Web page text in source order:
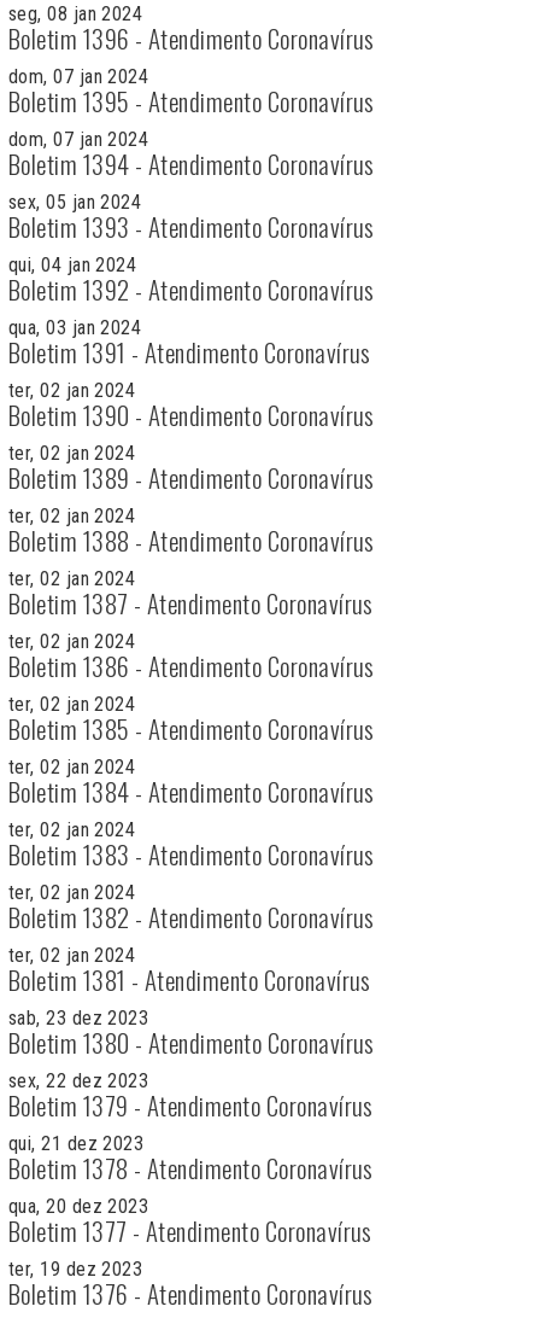
seg, 08 jan 2024
Boletim 1396 - Atendimento Coronavírus
dom, 07 jan 2024
Boletim 1395 - Atendimento Coronavírus
dom, 07 jan 2024
Boletim 1394 - Atendimento Coronavírus
sex, 05 jan 2024
Boletim 1393 - Atendimento Coronavírus
qui, 04 jan 2024
Boletim 1392 - Atendimento Coronavírus
qua, 03 jan 2024
Boletim 1391 - Atendimento Coronavírus
ter, 02 jan 2024
Boletim 1390 - Atendimento Coronavírus
ter, 02 jan 2024
Boletim 1389 - Atendimento Coronavírus
ter, 02 jan 2024
Boletim 1388 - Atendimento Coronavírus
ter, 02 jan 2024
Boletim 1387 - Atendimento Coronavírus
ter, 02 jan 2024
Boletim 1386 - Atendimento Coronavírus
ter, 02 jan 2024
Boletim 1385 - Atendimento Coronavírus
ter, 02 jan 2024
Boletim 1384 - Atendimento Coronavírus
ter, 02 jan 2024
Boletim 1383 - Atendimento Coronavírus
ter, 02 jan 2024
Boletim 1382 - Atendimento Coronavírus
ter, 02 jan 2024
Boletim 1381 - Atendimento Coronavírus
sab, 23 dez 2023
Boletim 1380 - Atendimento Coronavírus
sex, 22 dez 2023
Boletim 1379 - Atendimento Coronavírus
qui, 21 dez 2023
Boletim 1378 - Atendimento Coronavírus
qua, 20 dez 2023
Boletim 1377 - Atendimento Coronavírus
ter, 19 dez 2023
Boletim 1376 - Atendimento Coronavírus